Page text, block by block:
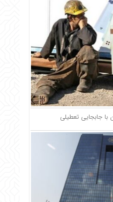
با جابجایی تعطیلی